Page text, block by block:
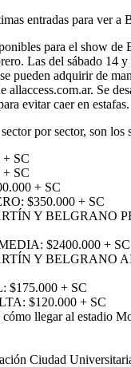
entradas para ver a
para el show de
Las del sábado 14
pueden adquirir de
allaccess.com.ar. Se
evitar caer en estafas.
por sector, son los
SC
SC
+ SC
$350.000 + SC
Y BELGRANO
$2400.000 + SC
Y BELGRANO
$175.000 + SC
$120.000 + SC
llegar al estadio
Ciudad